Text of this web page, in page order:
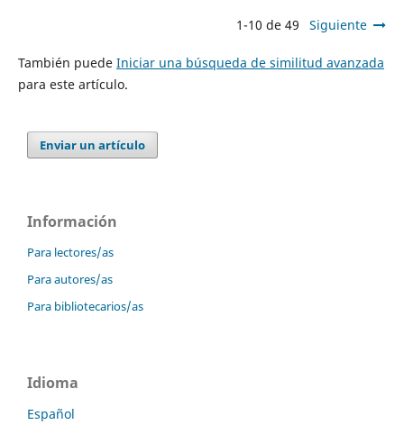
1-10 de 49 Siguiente
También puede Iniciar una búsqueda de similitud avanzada
para este artículo.
Enviar un artículo
Información
Para lectores/as
Para autores/as
Para bibliotecarios/as
Idioma
Español